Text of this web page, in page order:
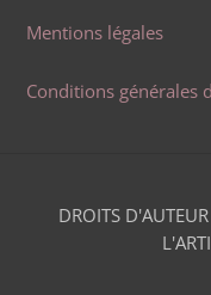
Mentions légales
Conditions générales
DROITS